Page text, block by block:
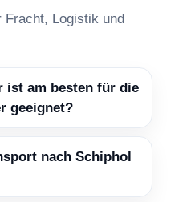
Fracht, Logistik und
ist am besten für die
geeignet?
nach Schiphol